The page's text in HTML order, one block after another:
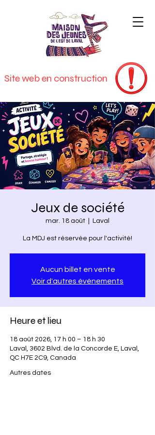
Site web en construction
Jeux de société
mar. 18 août Laval
La MDJ est réservée pour l'activité!
Aucun billet en vente
Voir d'autres événements
Heure et lieu
18 août 2026, 17 h 00 – 18 h 30
Laval, 3602 Blvd. de la Concorde E, Laval,
QC H7E 2C9, Canada
Autres dates